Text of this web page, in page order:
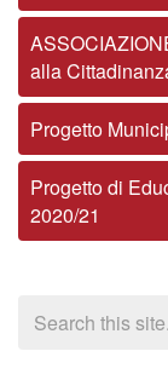
alla
Progetto
Progetto di
2020/21